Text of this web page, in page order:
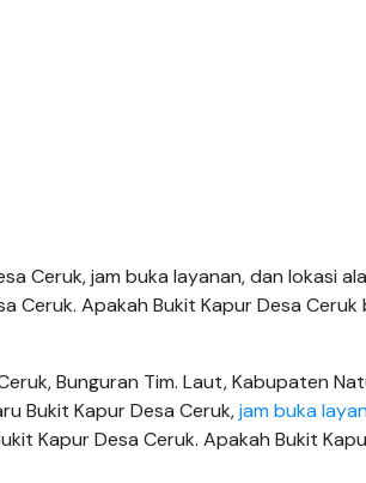
Ceruk, jam buka layanan, dan lokasi
Ceruk. Apakah Bukit Kapur Desa Ceruk
Bunguran Tim. Laut, Kabupaten
Bukit Kapur Desa Ceruk,jam buka
Kapur Desa Ceruk. Apakah Bukit